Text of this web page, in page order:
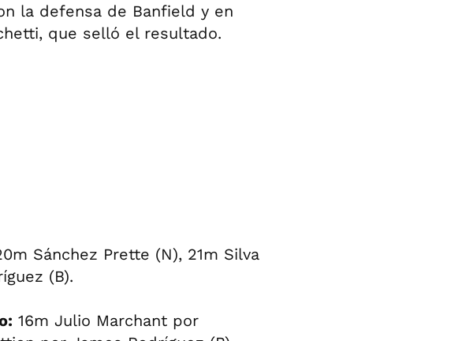
la defensa de Banfield y en
que selló el resultado.
Sánchez Prette (N), 21m Silva
(B).
16m Julio Marchant por